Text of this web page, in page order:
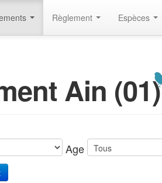
Règlement Espèces
Ain (01)
Age